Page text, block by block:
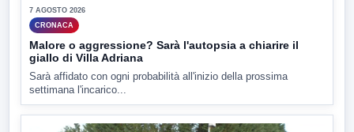
7 AGOSTO 2026
CRONACA
Malore o aggressione? Sarà l'autopsia a chiarire il
giallo di Villa Adriana
Sarà affidato con ogni probabilità all'inizio della prossima
settimana l'incarico...